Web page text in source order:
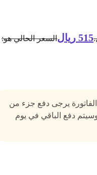
ريال السعر الحالي هو:
يرجى دفع جزء من
دفع الباقي في يوم